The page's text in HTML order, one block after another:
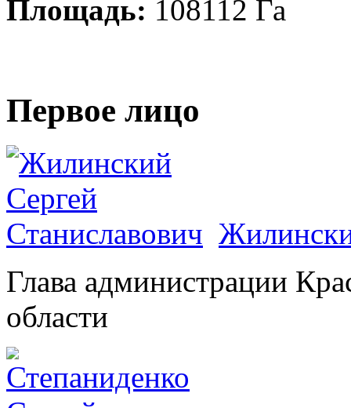
Площадь: 108112 Га
Первое лицо
Глава администрации
области